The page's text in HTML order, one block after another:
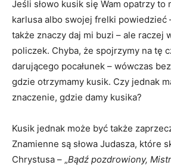
Jeśli słowo kusik się Wam opatrzy to
karlusa albo swojej frelki powiedzieć
także znaczy daj mi buzi – ale raczej
policzek. Chyba, że spojrzymy na tę
darującego pocałunek – wówczas
gdzie otrzymamy kusik. Czy jednak
znaczenie, gdzie damy kusika?
Kusik jednak może być także
Znamienne są słowa Judasza, które
Chrystusa – „Bądź pozdrowiony,